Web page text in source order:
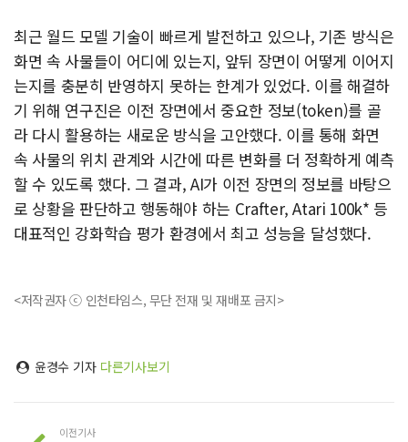
최근 월드 모델 기술이 빠르게 발전하고 있으나, 기존 방식은
화면 속 사물들이 어디에 있는지, 앞뒤 장면이 어떻게 이어지
는지를 충분히 반영하지 못하는 한계가 있었다. 이를 해결하
기 위해 연구진은 이전 장면에서 중요한 정보(token)를 골
라 다시 활용하는 새로운 방식을 고안했다. 이를 통해 화면
속 사물의 위치 관계와 시간에 따른 변화를 더 정확하게 예측
할 수 있도록 했다. 그 결과, AI가 이전 장면의 정보를 바탕으
로 상황을 판단하고 행동해야 하는 Crafter, Atari 100k* 등
대표적인 강화학습 평가 환경에서 최고 성능을 달성했다.
<저작권자 ⓒ 인천타임스, 무단 전재 및 재배포 금지>
윤경수 기자 다른기사보기
이전기사